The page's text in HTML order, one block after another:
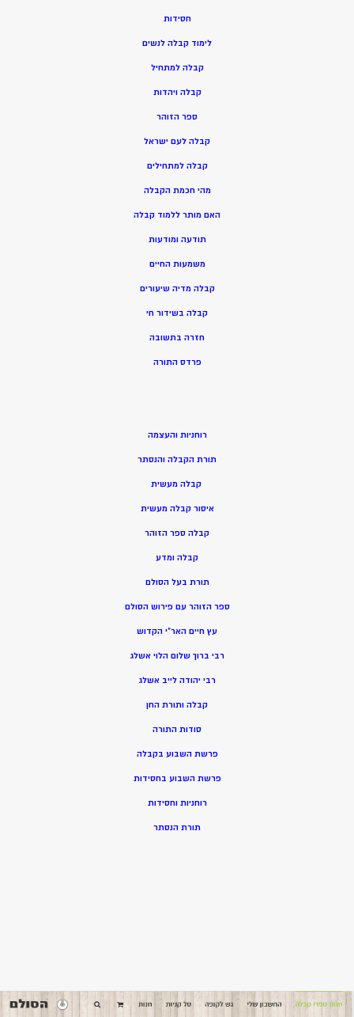
חסידות
לימוד קבלה לנשים
קבלה למתחיל
קבלה ויהדות
ספר הזוהר
קבלה לעם ישראל
קבלה למתחילים
מהי חכמת הקבלה
האם מותר ללמוד קבלה
תודעה ומודעות
משמעות החיים
קבלה מדיה שיעורים
קבלה בשידור חי
חזרה בתשובה
פרדס התורה
רוחניות והעצמה
תורת הקבלה והנסתר
קבלה מעשית
איסור קבלה מעשית
קבלה ספר הזוהר
קבלה ומדע
תורת בעל הסולם
ספר הזוהר עם פירוש הסולם
עץ חיים האר”י הקדוש
רבי ברוך שלום הלוי אשלג
רבי יהודה לייב אשלג
קבלה ותורת החן
סודות התורה
פרשת השבוע בקבלה
פרשת השבוע בחסידות
רוחניות וחסידות
תורת הנסתר